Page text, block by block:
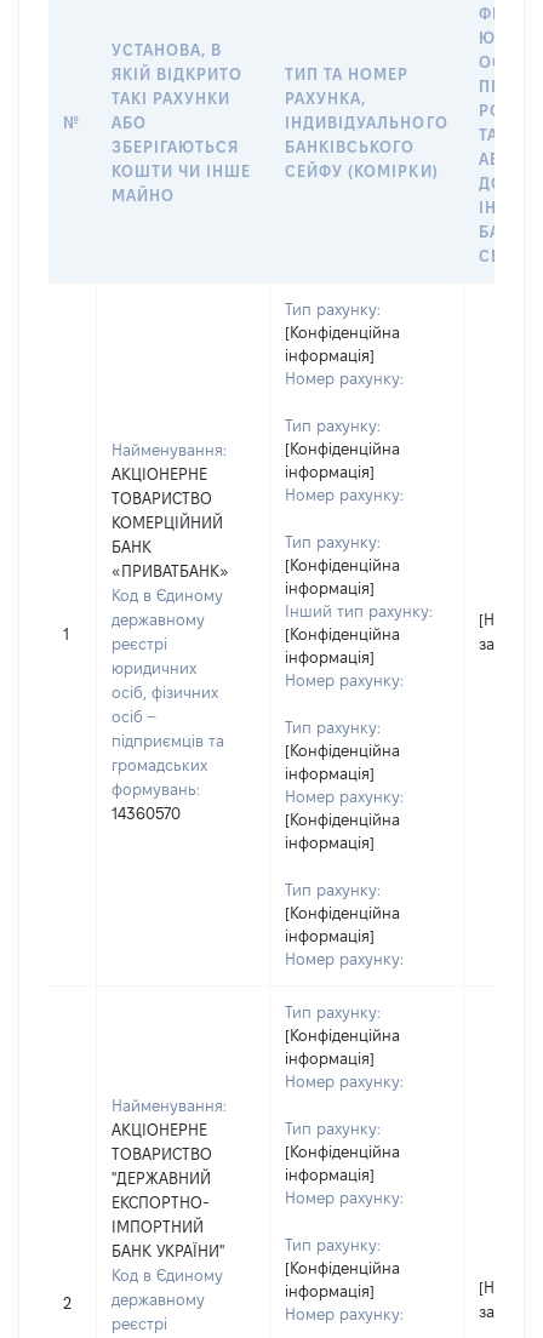
№
УСТАНОВА, В
ЯКІЙ ВІДКРИТО
ТАКІ РАХУНКИ
АБО
ЗБЕРІГАЮТЬСЯ
КОШТИ ЧИ ІНШЕ
МАЙНО
ТИП ТА НОМЕР
РАХУНКА,
ІНДИВІДУАЛЬНОГО
БАНКІВСЬКОГО
СЕЙФУ (КОМІРКИ)
ПРАВО
ТАКИМ
АБО
ДО
СЕЙФУ
1
Найменування:
АКЦІОНЕРНЕ
ТОВАРИСТВО
КОМЕРЦІЙНИЙ
БАНК
«ПРИВАТБАНК»
Код в Єдиному
державному
реєстрі
юридичних
осіб, фізичних
осіб –
підприємців та
громадських
формувань:
14360570
Тип рахунку:
[Конфіденційна
інформація]
Номер рахунку:
Тип рахунку:
[Конфіденційна
інформація]
Номер рахунку:
Тип рахунку:
[Конфіденційна
інформація]
Інший тип рахунку:
[Конфіденційна
інформація]
Номер рахунку:
Тип рахунку:
[Конфіденційна
інформація]
Номер рахунку:
[Конфіденційна
інформація]
Тип рахунку:
[Конфіденційна
інформація]
Номер рахунку:
[Не
2
Найменування:
АКЦІОНЕРНЕ
ТОВАРИСТВО
"ДЕРЖАВНИЙ
ЕКСПОРТНО-
ІМПОРТНИЙ
БАНК УКРАЇНИ"
Код в Єдиному
державному
реєстрі
Тип рахунку:
[Конфіденційна
інформація]
Номер рахунку:
Тип рахунку:
[Конфіденційна
інформація]
Номер рахунку:
Тип рахунку:
[Конфіденційна
інформація]
Номер рахунку:
[Не